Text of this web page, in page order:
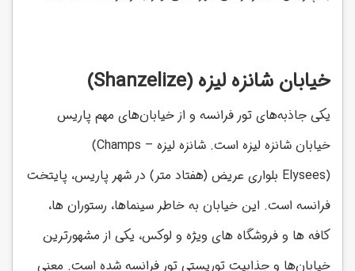
خیابان شانزه لیزه(Shanzelize)
یکی جاذبه‌های تور فرانسه و از خیابان‌های مهم پاریس
خیابان شانزه لیزه است. شانزه لیزه (Champs –
Elysees) بلواری عریض (هفتاد متر) در شهر پاریس، پایتخت
فرانسه است. این خیابان به خاطر سینماها، رستوران ها،
کافه ها و فروشگاه های ویژه و لوکس، یکی از مشهورترین
خیابان‌ها و جذابیت توریستی تور فرانسه شده است. معنی